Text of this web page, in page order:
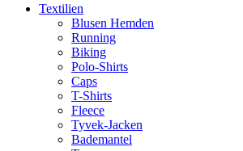
Textilien
Blusen Hemden
Running
Biking
Polo-Shirts
Caps
T-Shirts
Fleece
Tyvek-Jacken
Bademantel